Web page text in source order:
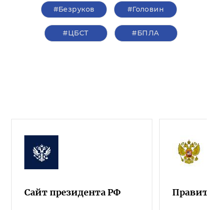
#Безруков #Головин
#ЦБСТ #БПЛА
Сайт президента РФ